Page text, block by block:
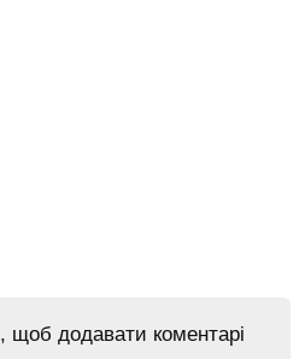
, щоб додавати коментарі